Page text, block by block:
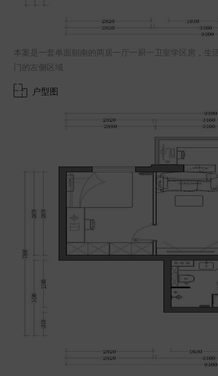
本案是一套单面朝南的两居一厅一厨一卫室学区房，
门的左侧区域
户型图